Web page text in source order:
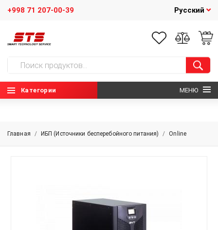
+998 71 207-00-39 Русский
Категории МЕНЮ
info@sts.uz
Главная / ИБП (Источники бесперебойного питания) / Online